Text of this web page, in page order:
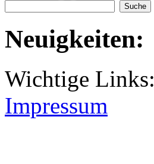
Neuigkeiten:
Wichtige Links:
Impressum